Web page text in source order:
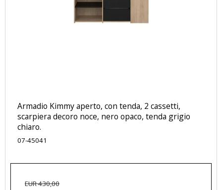
Armadio Kimmy aperto, con tenda, 2 cassetti,
scarpiera decoro noce, nero opaco, tenda grigio
chiaro.
07-45041
EUR 430,00